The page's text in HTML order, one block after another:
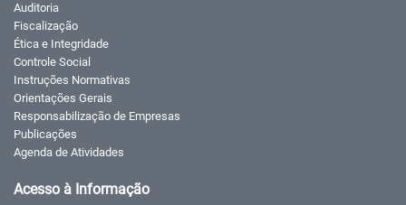
Auditoria
Fiscalização
Ética e Integridade
Controle Social
Instruções Normativas
Orientações Gerais
Responsabilização de Empresas
Publicações
Agenda de Atividades
Acesso à Informação